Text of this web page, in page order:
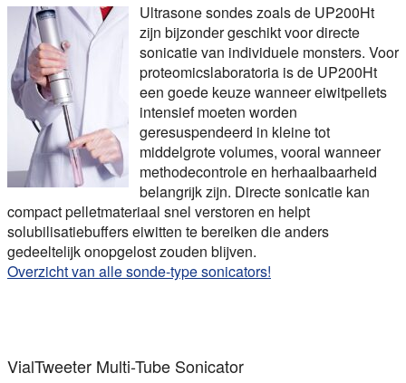
Ultrasone sondes zoals de UP200Ht
zijn bijzonder geschikt voor directe
sonicatie van individuele monsters. Voor
proteomicslaboratoria is de UP200Ht
een goede keuze wanneer eiwitpellets
intensief moeten worden
geresuspendeerd in kleine tot
middelgrote volumes, vooral wanneer
methodecontrole en herhaalbaarheid
belangrijk zijn. Directe sonicatie kan
compact pelletmateriaal snel verstoren en helpt
solubilisatiebuffers eiwitten te bereiken die anders
gedeeltelijk onopgelost zouden blijven.
Overzicht van alle sonde-type sonicators!
VialTweeter Multi-Tube Sonicator